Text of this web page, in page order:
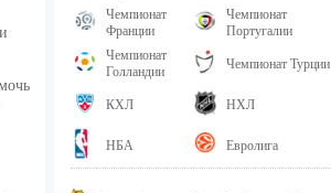
Чемпионат
Франции
Чемпионат
Португалии
Чемпионат
Голландии
Чемпионат Турции
КХЛ НХЛ
НБА Евролига